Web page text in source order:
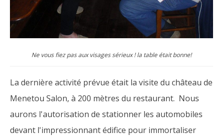
Ne vous fiez pas aux visages sérieux ! la table était bonne!
La dernière activité prévue était la visite du château de
Menetou Salon, à 200 mètres du restaurant. Nous
aurons l'autorisation de stationner les automobiles
devant l'impressionnant édifice pour immortaliser